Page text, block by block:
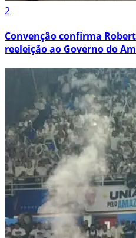
2
Convenção confirma
reeleição ao Governo do